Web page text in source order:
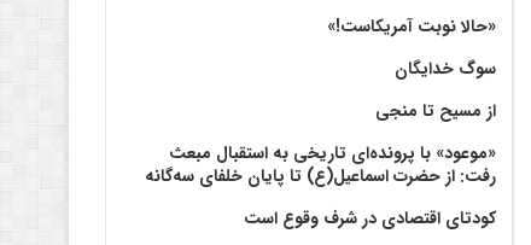
«حالا نوبت آمریکاست!»
سوگ خدایگان
از مسیح تا منجی
«موعود» با پرونده‌ای تاریخی به استقبال مبعث
رفت: از حضرت اسماعیل(ع) تا پایان خلفای سه‌گانه
کودتای اقتصادی در شرف وقوع است